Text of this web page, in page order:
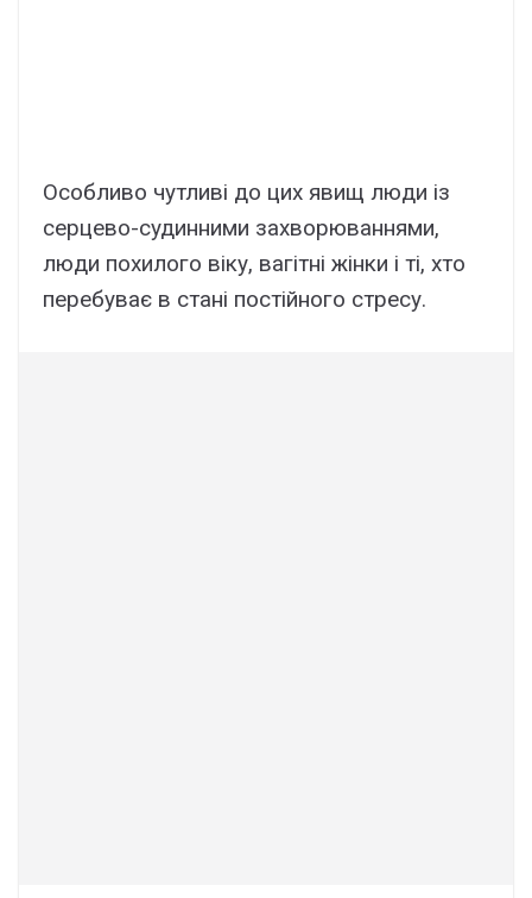
Особливо чутливі до цих явищ люди із
серцево-судинними захворюваннями,
люди похилого віку, вагітні жінки і ті, хто
перебуває в стані постійного стресу.